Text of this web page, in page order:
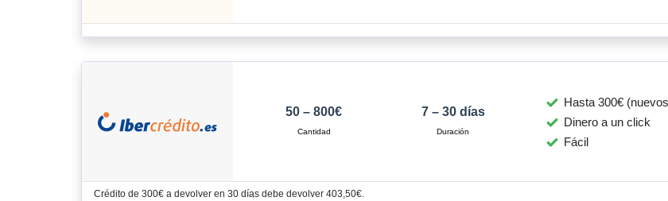
50 – 800€ 7 – 30 días
Hasta 300€
Dinero a un click
Fácil
Crédito de 300€ a devolver en 30 días debe devolver 403,50€.